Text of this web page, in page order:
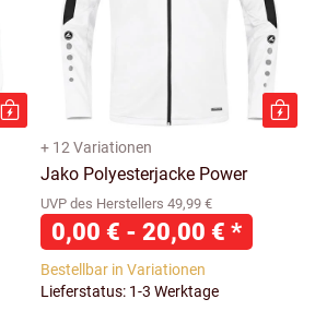
+ 12 Variationen
Jako Polyesterjacke Power
UVP des Herstellers 49,99 €
0,00 € - 20,00 € *
Bestellbar in Variationen
Lieferstatus: 1-3 Werktage